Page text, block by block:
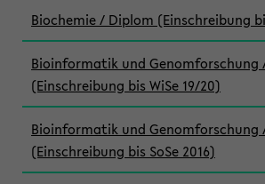
Biochemie / Diplom (Einschreibung
Bioinformatik und Genomforschung
(Einschreibung bis WiSe 19/20)
Bioinformatik und Genomforschung
(Einschreibung bis SoSe 2016)